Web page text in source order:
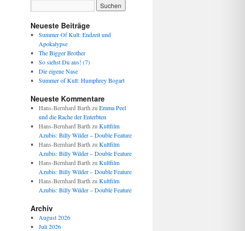
Neueste Beiträge
Summer Of Kult: Endzeit und
Apokalypse
The Bigger Brother
So siehst Du aus! (7)
Die eigene Nase
Summer of Kult: Humphrey Bogart
Neueste Kommentare
Hans-Bernhard Barth zu Emma Peel
und die Rache der Enterbten
Hans-Bernhard Barth zu Kultfilm
Azubis: Billy Wilder – Double Feature
Hans-Bernhard Barth zu Kultfilm
Azubis: Billy Wilder – Double Feature
Hans-Bernhard Barth zu Kultfilm
Azubis: Billy Wilder – Double Feature
Hans-Bernhard Barth zu Kultfilm
Azubis: Billy Wilder – Double Feature
Archiv
August 2026
Juli 2026